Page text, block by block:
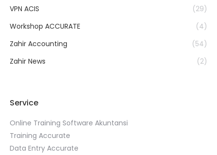
VPN ACIS
(29)
Workshop ACCURATE
(4)
Zahir Accounting
(54)
Zahir News
(2)
Service
Online Training Software Akuntansi
Training Accurate
Data Entry Accurate